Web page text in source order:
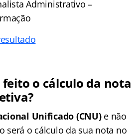
Administrativo –
feito o cálculo da nota
Unificado (CNU)e não
será o cálculo da sua nota no